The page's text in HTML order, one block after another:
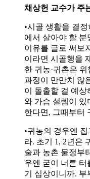
채상헌 교수가 주
•시골 생활을 결
에서 살아야 할 분
이유를 글로 써보
이라면 시골행을
한 귀농·귀촌은
과정이 만만치 않
이 돌출할 걸 예상
와 가슴 설렘이 있
한다면, 그때부터
•귀농의 경우엔
라. 초기 1, 2년은
술과 농촌 물정부
우엔 굳이 너른 터
기 십상이니까. 부